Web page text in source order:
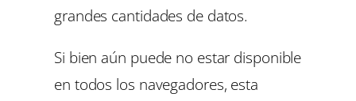
grandes cantidades de datos.
Si bien aún puede no estar disponible
en todos los navegadores, esta